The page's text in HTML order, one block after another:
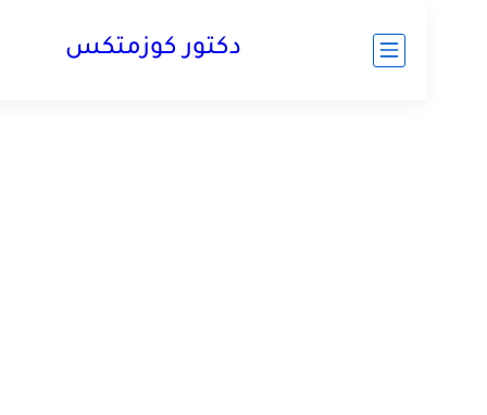
دكتور كوزمتكس